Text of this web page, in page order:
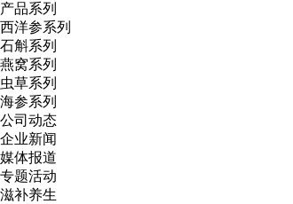
产品系列
西洋参系列
石斛系列
燕窝系列
虫草系列
海参系列
公司动态
企业新闻
媒体报道
专题活动
滋补养生